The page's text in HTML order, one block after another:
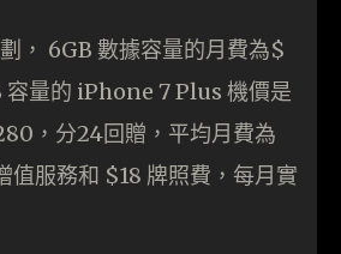
， 6GB 數據容量的月費為$
容量的 iPhone 7 Plus 機價是
，分24回贈，平均月費為
值服務和 $18 牌照費，每月實